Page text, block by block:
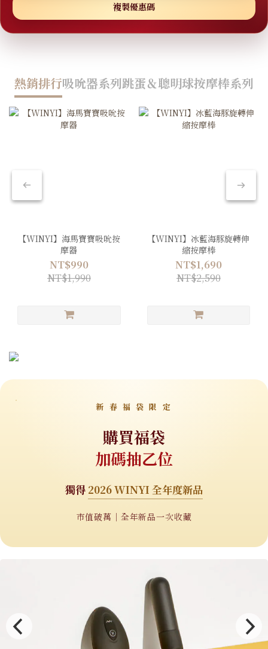
複製優惠碼
熱銷排行吸吮器系列跳蛋＆聰明球按摩棒系列
【WINYI】海馬寶寶吸吮按
摩器
NT$990
NT$1,990
【WINYI】冰藍海豚旋轉伸
縮按摩棒
NT$1,690
NT$2,590
新 春 福 袋 限 定
購買福袋
加碼抽乙位
獨得 2026 WINYI 全年度新品
市值破萬｜全年新品一次收藏